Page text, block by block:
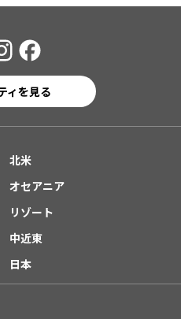
ィを見る
北米
オセアニア
リゾート
中近東
日本